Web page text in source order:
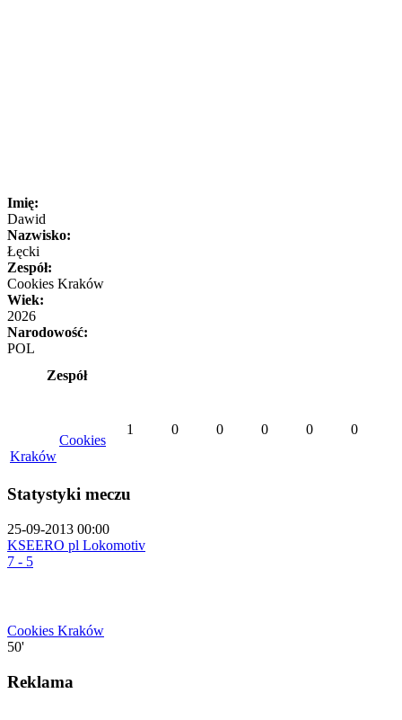
Imię:
Dawid
Nazwisko:
Łęcki
Zespół:
Cookies Kraków
Wiek:
2026
Narodowość:
POL
Zespół
Cookies
Kraków
1 0 0 0 0 0
Statystyki meczu
25-09-2013 00:00
KSEERO pl Lokomotiv
7 - 5
Cookies Kraków
50'
Reklama